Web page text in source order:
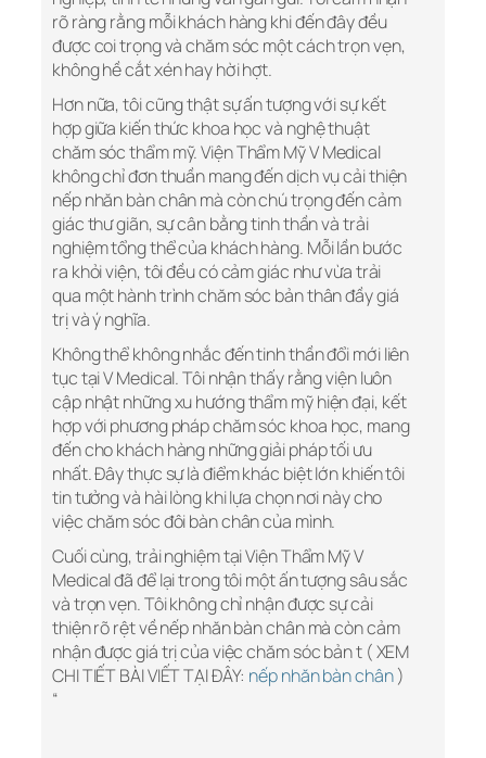
rõ ràng rằng mỗi khách hàng khi đến đây đều
được coi trọng và chăm sóc một cách trọn vẹn,
không hề cắt xén hay hời hợt.
Hơn nữa, tôi cũng thật sự ấn tượng với sự kết
hợp giữa kiến thức khoa học và nghệ thuật
chăm sóc thẩm mỹ. Viện Thẩm Mỹ V Medical
không chỉ đơn thuần mang đến dịch vụ cải thiện
nếp nhăn bàn chân mà còn chú trọng đến cảm
giác thư giãn, sự cân bằng tinh thần và trải
nghiệm tổng thể của khách hàng. Mỗi lần bước
ra khỏi viện, tôi đều có cảm giác như vừa trải
qua một hành trình chăm sóc bản thân đầy giá
trị và ý nghĩa.
Không thể không nhắc đến tinh thần đổi mới liên
tục tại V Medical. Tôi nhận thấy rằng viện luôn
cập nhật những xu hướng thẩm mỹ hiện đại, kết
hợp với phương pháp chăm sóc khoa học, mang
đến cho khách hàng những giải pháp tối ưu
nhất. Đây thực sự là điểm khác biệt lớn khiến tôi
tin tưởng và hài lòng khi lựa chọn nơi này cho
việc chăm sóc đôi bàn chân của mình.
Cuối cùng, trải nghiệm tại Viện Thẩm Mỹ V
Medical đã để lại trong tôi một ấn tượng sâu sắc
và trọn vẹn. Tôi không chỉ nhận được sự cải
thiện rõ rệt về nếp nhăn bàn chân mà còn cảm
nhận được giá trị của việc chăm sóc bản t ( XEM
CHI TIẾT BÀI VIẾT TẠI ĐÂY: nếp nhăn bàn chân)
“